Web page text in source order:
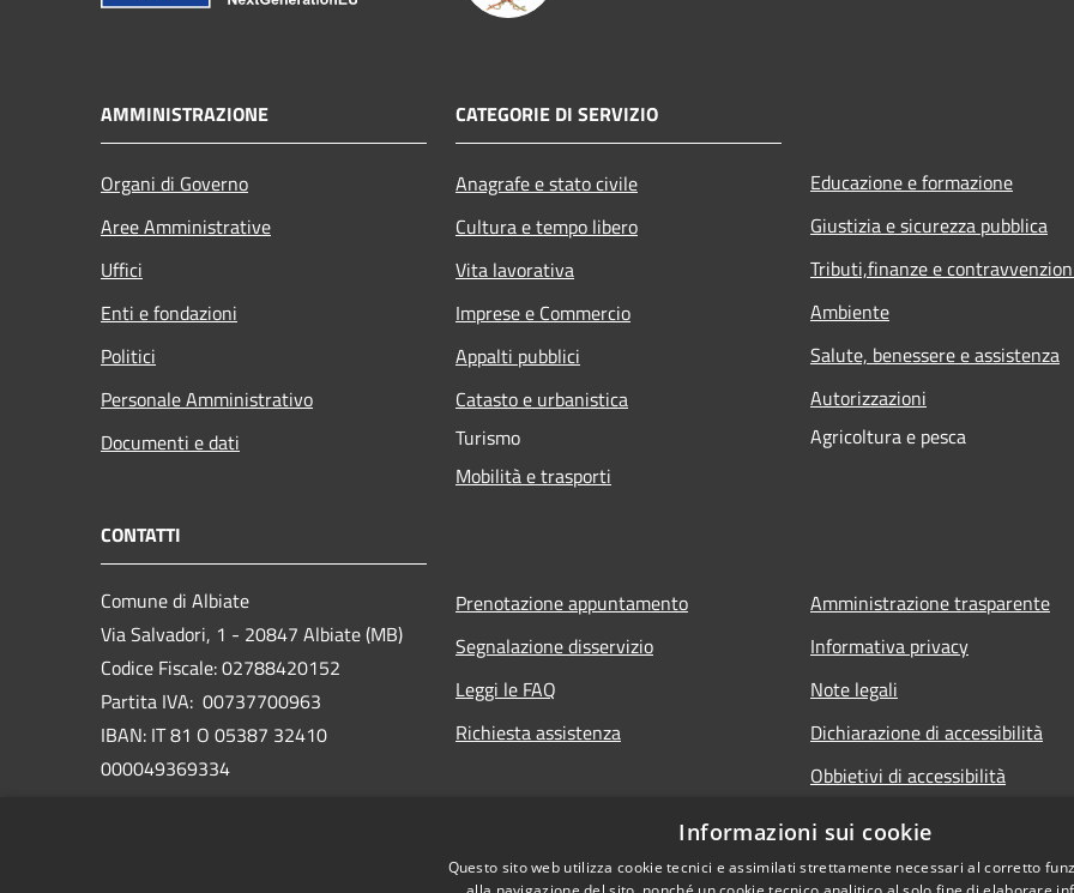
AMMINISTRAZIONE
Organi di Governo
Aree Amministrative
Uffici
Enti e fondazioni
Politici
Personale Amministrativo
Documenti e dati
CATEGORIE DI SERVIZIO
Anagrafe e stato civile
Cultura e tempo libero
Vita lavorativa
Imprese e Commercio
Appalti pubblici
Catasto e urbanistica
Turismo
Mobilità e trasporti
Educazione e formazione
Giustizia e sicurezza pubblica
Tributi,finanze e
Ambiente
Salute, benessere e assistenza
Autorizzazioni
Agricoltura e pesca
CONTATTI
Comune di Albiate
Via Salvadori, 1 - 20847 Albiate (MB)
Codice Fiscale: 02788420152
Partita IVA: 00737700963
IBAN: IT 81 O 05387 32410
000049369334
Prenotazione appuntamento
Segnalazione disservizio
Leggi le FAQ
Richiesta assistenza
Amministrazione trasparente
Informativa privacy
Note legali
Dichiarazione di accessibilità
Obbietivi di accessibilità
Informazioni sui cookie
Questo sito web utilizza cookie tecnici e assimilati strettamente necessari al corretto